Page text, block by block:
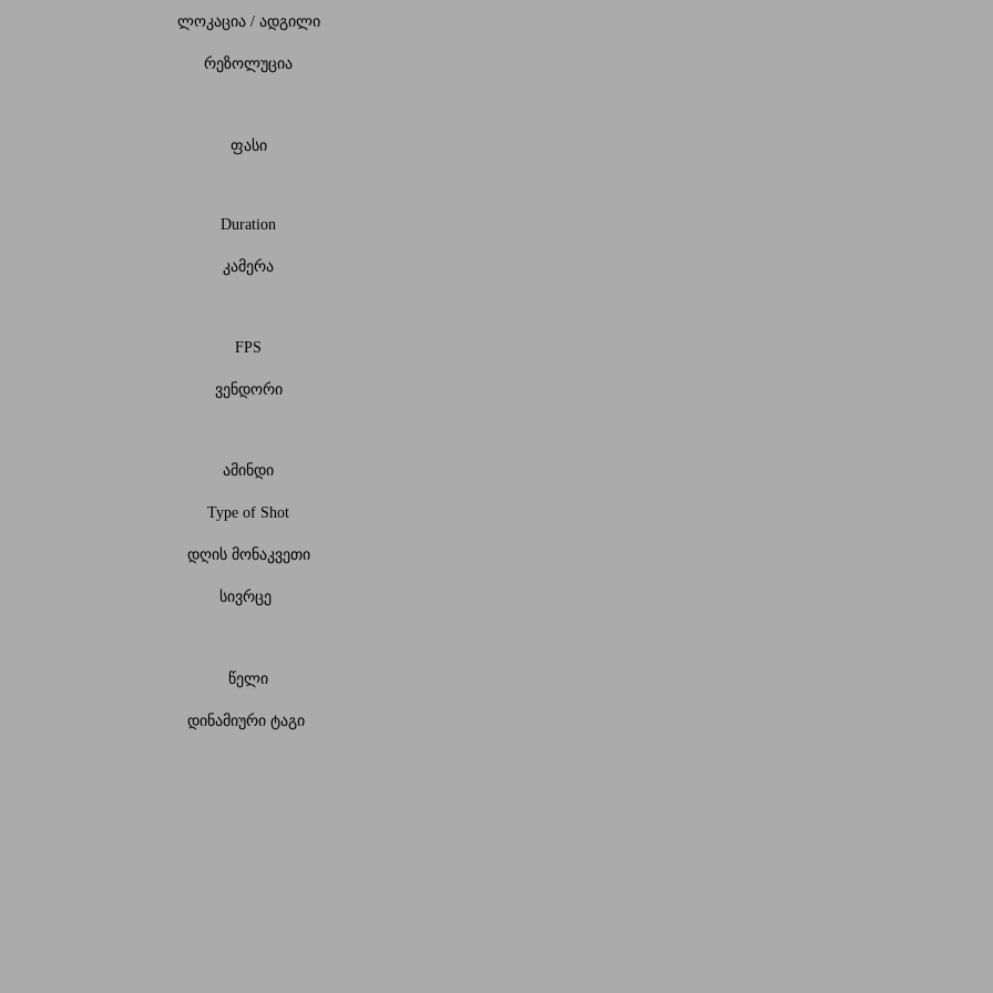
ლოკაცია / ადგილი
რეზოლუცია
ფასი
Duration
კამერა
FPS
ვენდორი
ამინდი
Type of Shot
დღის მონაკვეთი
სივრცე
წელი
დინამიური ტაგი